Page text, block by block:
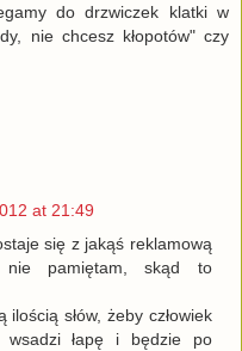
do drzwiczek klatki w
nie chcesz kłopotów" czy
at 21:49
się z jakąś reklamową
nie pamiętam, skąd to
słów, żeby człowiek
wsadzi łapę i będzie po